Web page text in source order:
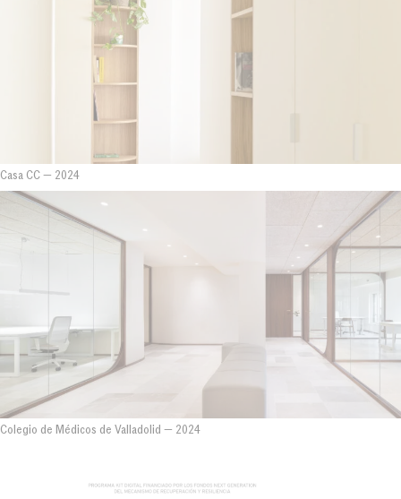
Casa CC— 2024
Colegio de Médicos de Valladolid — 2024